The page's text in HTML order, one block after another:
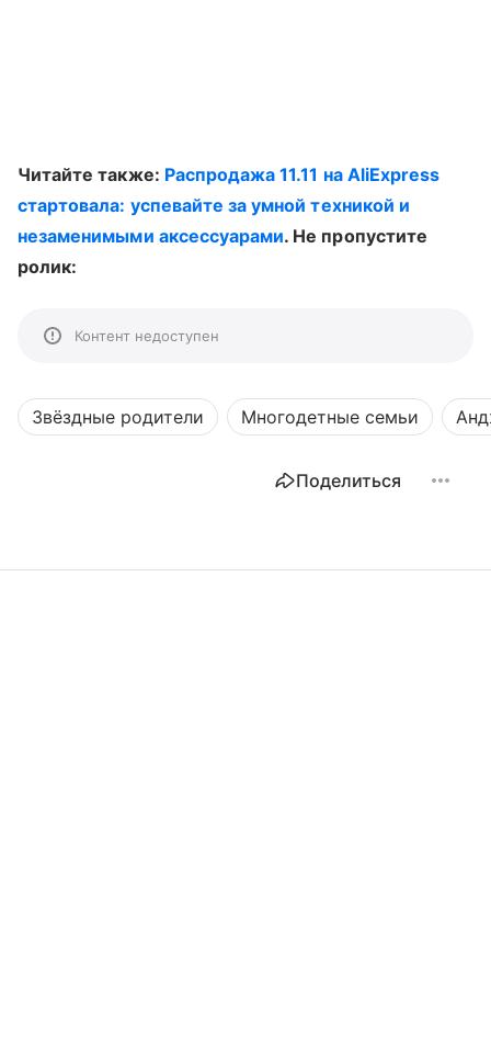
Читайте также: Распродажа 11.11 на AliExpress
стартовала: успевайте за умной техникой и
незаменимыми аксессуарами. Не пропустите
ролик:
Контент недоступен
Звёздные родители Многодетные семьи
Поделиться